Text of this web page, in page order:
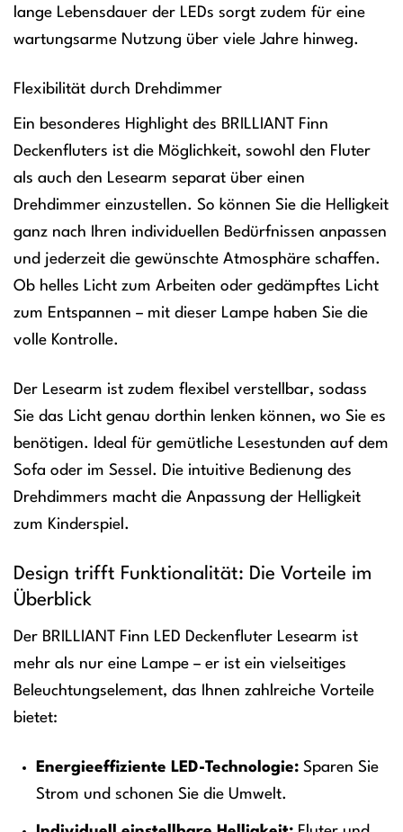
lange Lebensdauer der LEDs sorgt zudem für eine
wartungsarme Nutzung über viele Jahre hinweg.
Flexibilität durch Drehdimmer
Ein besonderes Highlight des BRILLIANT Finn
Deckenfluters ist die Möglichkeit, sowohl den Fluter
als auch den Lesearm separat über einen
Drehdimmer einzustellen. So können Sie die Helligkeit
ganz nach Ihren individuellen Bedürfnissen anpassen
und jederzeit die gewünschte Atmosphäre schaffen.
Ob helles Licht zum Arbeiten oder gedämpftes Licht
zum Entspannen – mit dieser Lampe haben Sie die
volle Kontrolle.
Der Lesearm ist zudem flexibel verstellbar, sodass
Sie das Licht genau dorthin lenken können, wo Sie es
benötigen. Ideal für gemütliche Lesestunden auf dem
Sofa oder im Sessel. Die intuitive Bedienung des
Drehdimmers macht die Anpassung der Helligkeit
zum Kinderspiel.
Design trifft Funktionalität: Die Vorteile im
Überblick
Der BRILLIANT Finn LED Deckenfluter Lesearm ist
mehr als nur eine Lampe – er ist ein vielseitiges
Beleuchtungselement, das Ihnen zahlreiche Vorteile
bietet:
Energieeffiziente LED-Technologie:Sparen Sie
Strom und schonen Sie die Umwelt.